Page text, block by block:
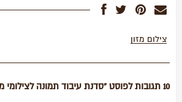
צילום מזון
10 תגובות לפוסט “סדנת עיבוד תמונה לצילומי מזון”